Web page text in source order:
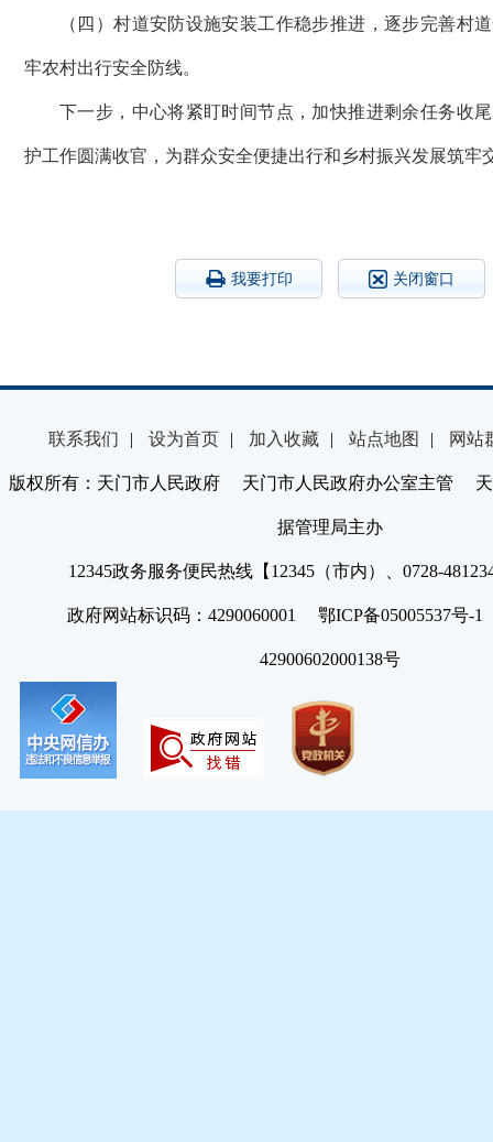
（四）村道安防设施安装工作稳步推进，逐步完善村
牢农村出行安全防线。
下一步，中心将紧盯时间节点，加快推进剩余任务收
护工作圆满收官，为群众安全便捷出行和乡村振兴发展筑牢
我要打印 关闭窗口
联系我们 | 设为首页 | 加入收藏 | 站点地图 | 网站
版权所有：天门市人民政府 天门市人民政府办公室主管 天
据管理局主办
12345政务服务便民热线【12345（市内）、0728-
政府网站标识码：4290060001 鄂ICP备05005537号
42900602000138号